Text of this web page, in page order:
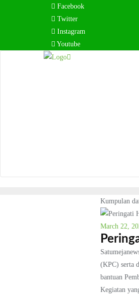
Facebook
Twitter
Instagram
Youtube
Kumpulan
March 22,
(KPC) serta
bantuan
Kegiatan